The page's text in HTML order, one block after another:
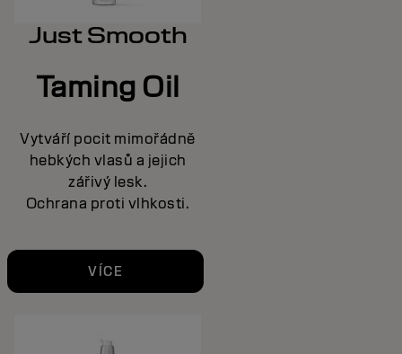
Just Smooth
Taming Oil
Vytváří pocit mimořádně
hebkých vlasů a jejich
zářivý lesk.
Ochrana proti vlhkosti.
VÍCE